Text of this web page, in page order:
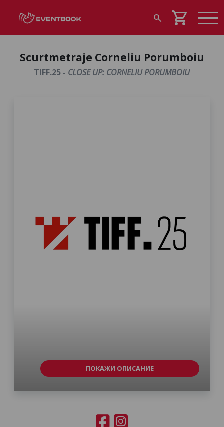
search shopping_cart
Scurtmetraje Corneliu Porumboiu
TIFF.25 - CLOSE UP: CORNELIU PORUMBOIU
ПОКАЖИ ОПИСАНИЕ